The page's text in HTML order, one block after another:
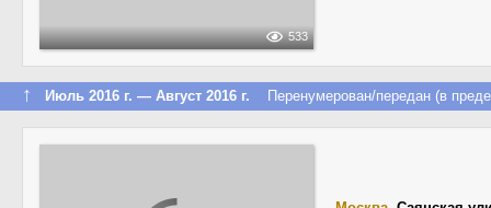
533
↑ Июль 2016 г. — Август 2016 г. Перенумерован/передан (в